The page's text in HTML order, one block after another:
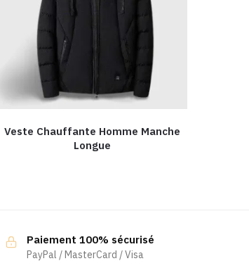
Veste Chauffante Homme Manche
Longue
Paiement 100% sécurisé
PayPal / MasterCard / Visa